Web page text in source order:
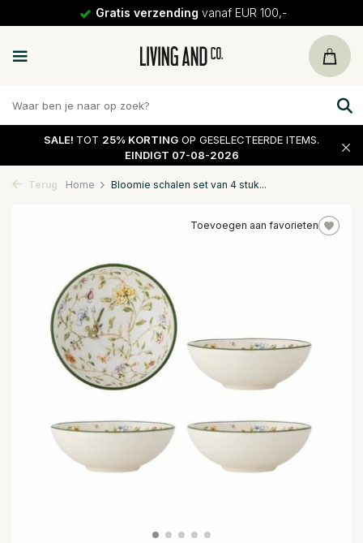
Gratis verzending vanaf EUR 100,-
SALE! TOT 25% KORTING OP GESELECTEERDE ITEMS.
EINDIGT 07-08-2026
Terug Home Bloomie schalen set van 4 stuk...
Toevoegen aan favorieten